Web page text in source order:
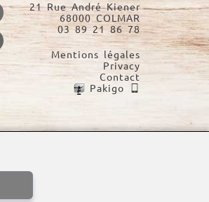
21 Rue André Kiener
68000 COLMAR
03 89 21 86 78
Mentions légales
Privacy
Contact
Pakigo